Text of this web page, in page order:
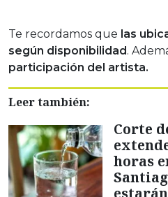
Te recordamos que las
según disponibilidad .
participación del artista.
Leer también:
Corte
horas